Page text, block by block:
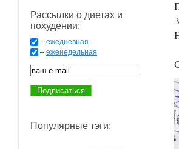
Рассылки о диетах и
похудении:
– ежедневная
– еженедельная
Популярные тэги: